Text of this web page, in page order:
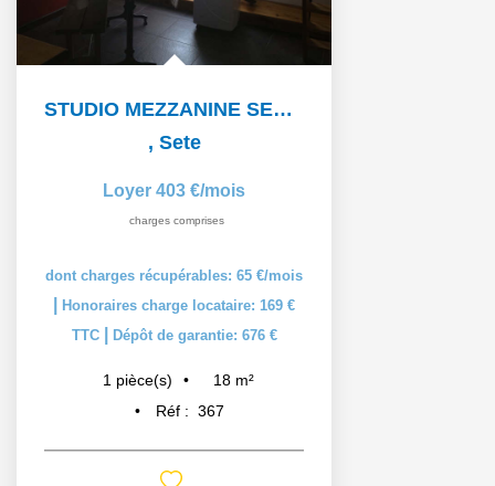
STUDIO MEZZANINE SETE - 1 pièce(s) - 19 m2
, Sete
Loyer 403 €/mois
charges comprises
dont charges récupérables: 65 €/mois
Honoraires charge locataire: 169 €
TTC
Dépôt de garantie: 676 €
1 pièce(s) 18 m²
Réf : 367